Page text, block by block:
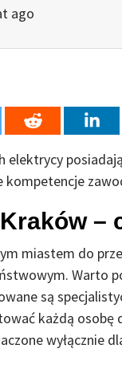
ago
elektrycy
kompetencje
–
miastem do
Warto
są
każdą osobę
wyłącznie